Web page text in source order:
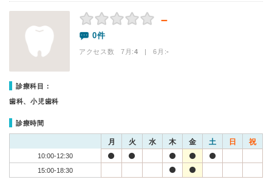
－
0件
アクセス数 7月:4 | 6月:-
診療科目：
歯科、小児歯科
診療時間
月 火 水 木 金 土 日 祝
10:00-12:30
15:00-18:30